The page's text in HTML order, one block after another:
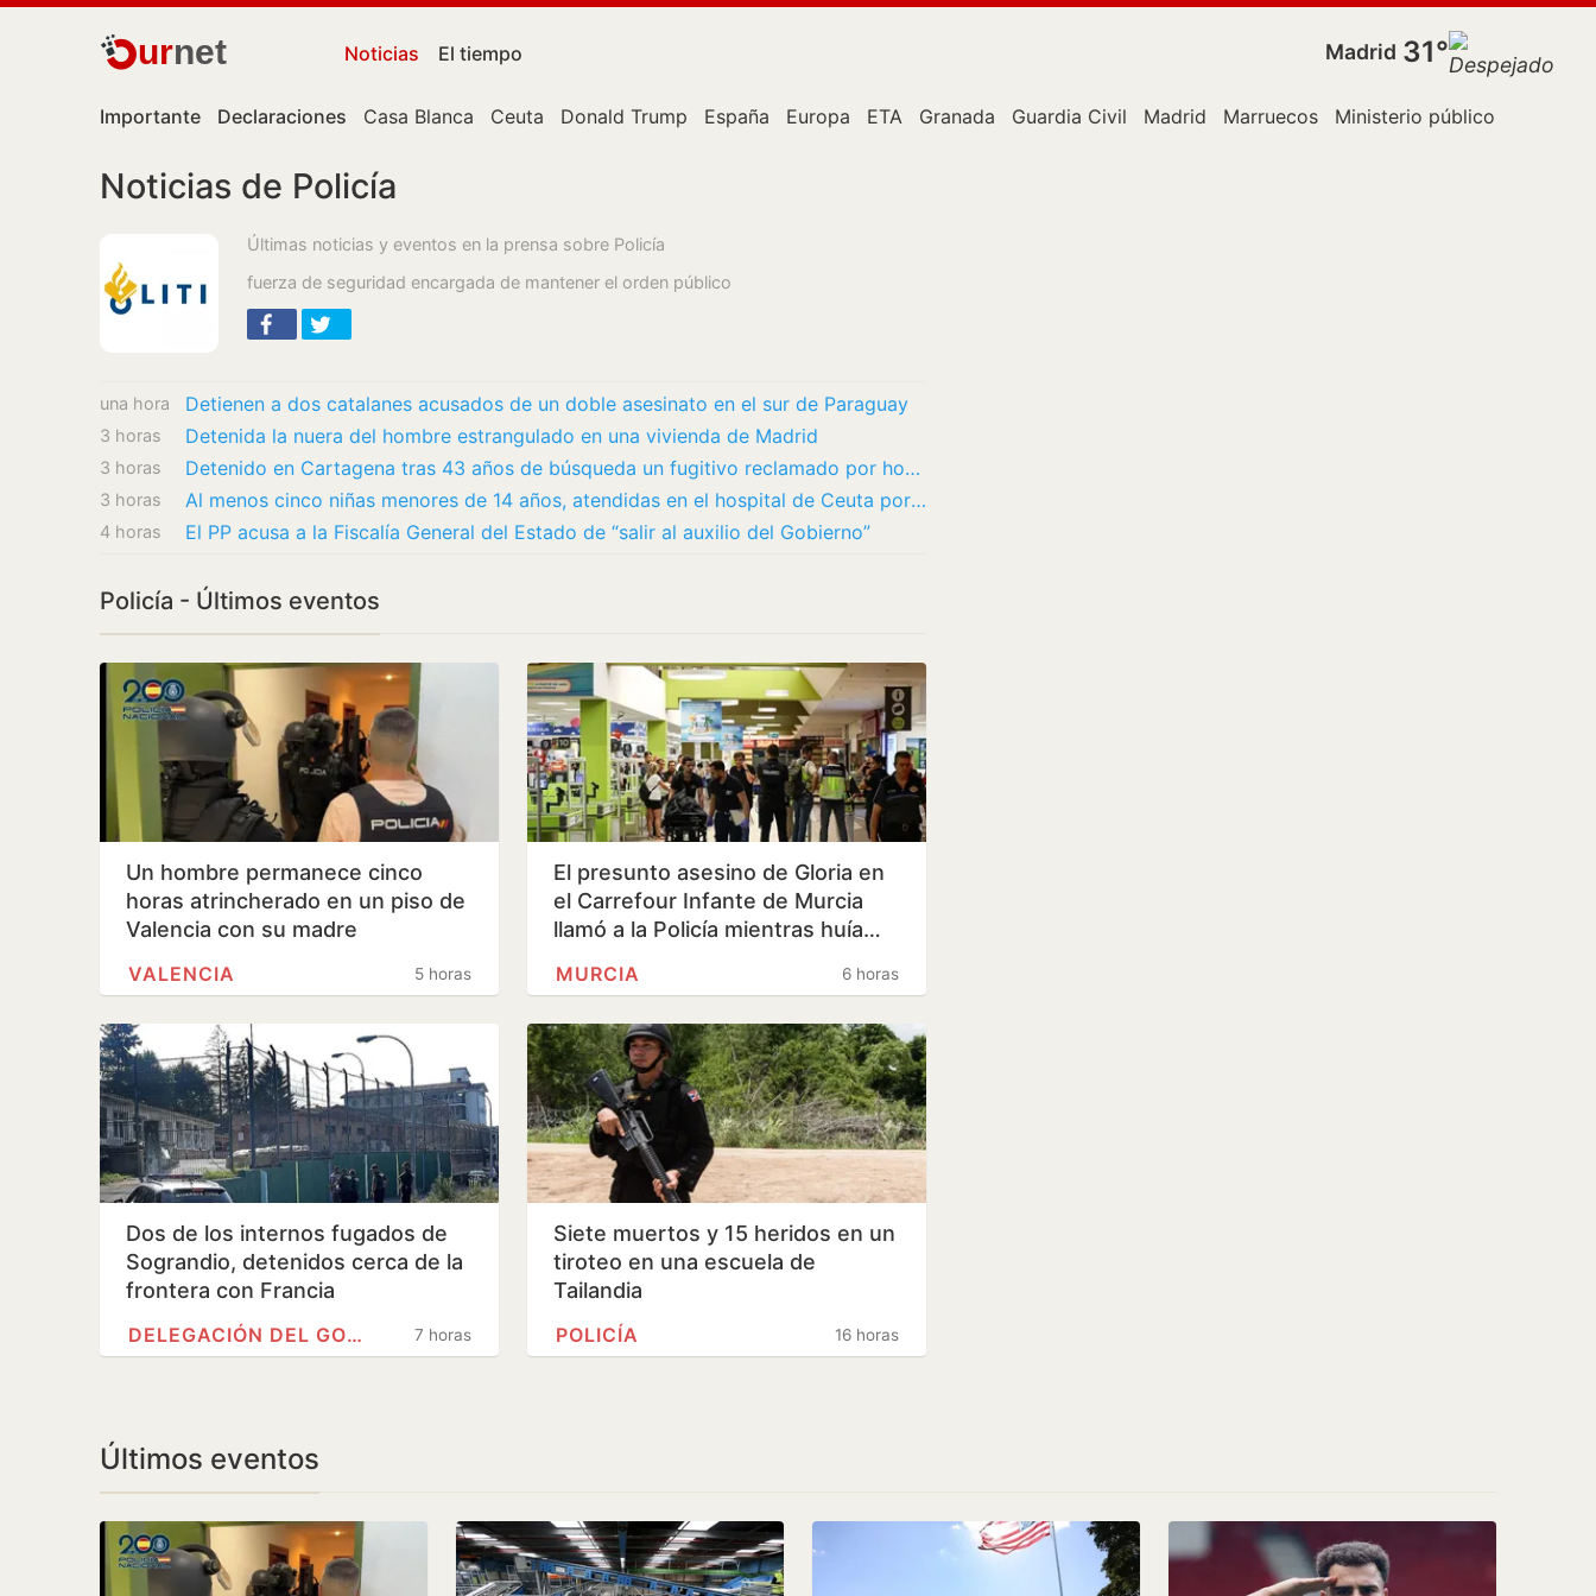
urnet Noticias El tiempo Madrid 31°
Importante Declaraciones Casa Blanca Ceuta Donald Trump España Europa ETA Granada Guardia Civil Madrid Marruecos Ministerio público
Noticias de Policía
Últimas noticias y eventos en la prensa sobre Policía
fuerza de seguridad encargada de mantener el orden público
una hora Detienen a dos catalanes acusados de un doble asesinato en el sur de Paraguay
3 horas Detenida la nuera del hombre estrangulado en una vivienda de Madrid
3 horas Detenido en Cartagena tras 43 años de búsqueda un fugitivo reclamado por homicidio en…
3 horas Al menos cinco niñas menores de 14 años, atendidas en el hospital de Ceuta por posibles…
4 horas El PP acusa a la Fiscalía General del Estado de “salir al auxilio del Gobierno”
Policía - Últimos eventos
Un hombre permanece cinco
horas atrincherado en un piso de
Valencia con su madre
5 horas
VALENCIA
El presunto asesino de Gloria en
el Carrefour Infante de Murcia
llamó a la Policía mientras huía…
6 horas
MURCIA
Dos de los internos fugados de
Sograndio, detenidos cerca de la
frontera con Francia
7 horas
DELEGACIÓN DEL GOBIERNO
Siete muertos y 15 heridos en un
tiroteo en una escuela de
Tailandia
16 horas
POLICÍA
Últimos eventos